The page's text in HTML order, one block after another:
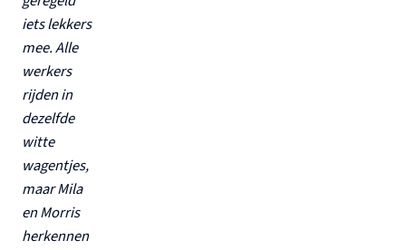
iets lekkers
mee. Alle
werkers
rijden in
dezelfde
witte
wagentjes,
maar Mila
en Morris
herkennen